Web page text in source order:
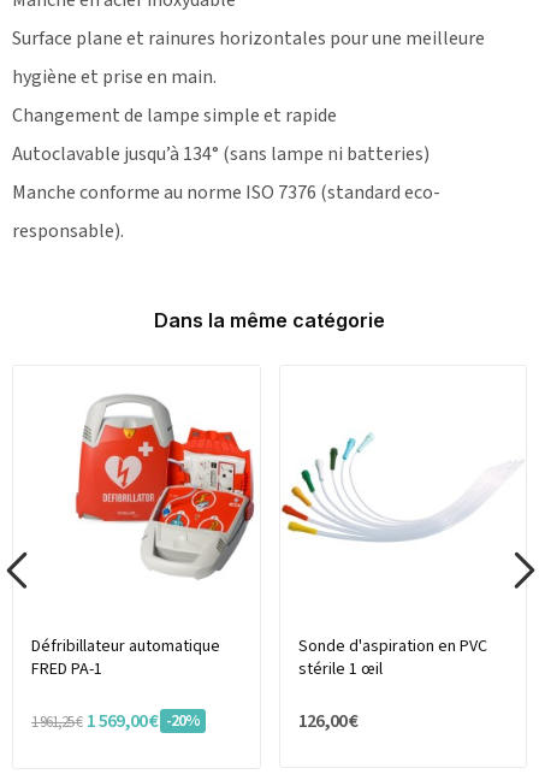
Surface plane et rainures horizontales pour une meilleure
hygiène et prise en main.
Changement de lampe simple et rapide
Autoclavable jusqu’à 134° (sans lampe ni batteries)
Manche conforme au norme ISO 7376 (standard eco-
responsable).
Dans la même catégorie
Défribillateur automatique
FRED PA-1
1 961,25 € 1 569,00 € -20%
Sonde d'aspiration en PVC
stérile 1 œil
126,00 €